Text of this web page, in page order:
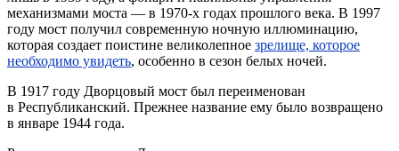
механизмами моста — в 1970-х годах прошлого века. В 1997
году мост получил современную ночную иллюминацию,
которая создает поистине великолепное зрелище, которое
необходимо увидеть, особенно в сезон белых ночей.
В 1917 году Дворцовый мост был переименован
в Республиканский. Прежнее название ему было возвращено
в январе 1944 года.